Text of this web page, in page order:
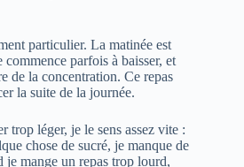
particulier. La matinée est
commence parfois à baisser, et
de la concentration. Ce repas
la suite de la journée.
trop léger, je le sens assez vite :
chose de sucré, je manque de
je mange un repas trop lourd,